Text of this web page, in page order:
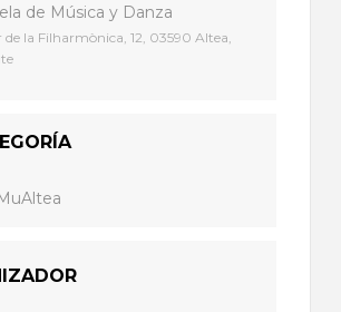
de Música y Danza
de la Filharmònica, 12, 03590 Altea,